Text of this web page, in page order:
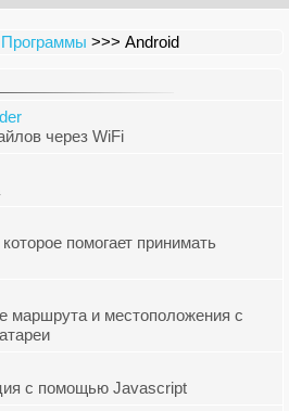
Программы >>> Android
через WiFi
помогает принимать
маршрута и местоположения с
с помощью Javascript